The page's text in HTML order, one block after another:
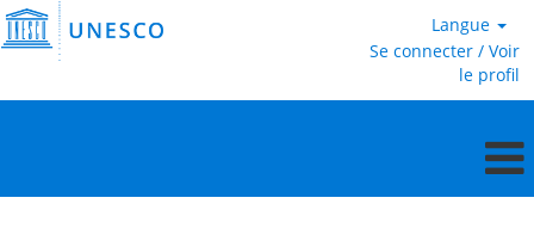
Langue
Se connecter / Voir
le profil